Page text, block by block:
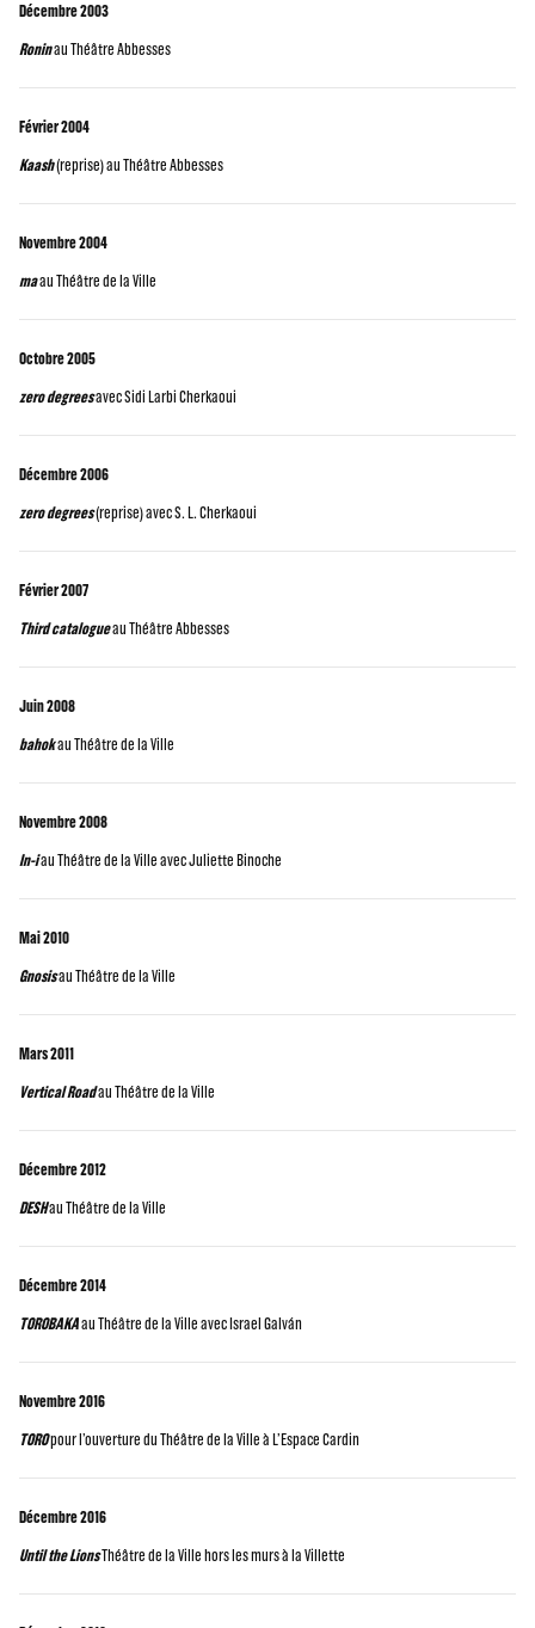
Décembre 2003
Roninau Théâtre Abbesses
Février 2004
Kaash(reprise) au Théâtre Abbesses
Novembre 2004
maau Théâtre de la Ville
Octobre 2005
zero degreesavec Sidi Larbi Cherkaoui
Décembre 2006
zero degrees(reprise) avec S. L. Cherkaoui
Février 2007
Third catalogueau Théâtre Abbesses
Juin 2008
bahokau Théâtre de la Ville
Novembre 2008
In-iau Théâtre de la Ville avec Juliette Binoche
Mai 2010
Gnosisau Théâtre de la Ville
Mars 2011
Vertical Roadau Théâtre de la Ville
Décembre 2012
DESHau Théâtre de la Ville
Décembre 2014
TOROBAKAau Théâtre de la Ville avec Israel Galván
Novembre 2016
TOROpour l’ouverture du Théâtre de la Ville à L’Espace Cardin
Décembre 2016
Until the LionsThéâtre de la Ville hors les murs à la Villette